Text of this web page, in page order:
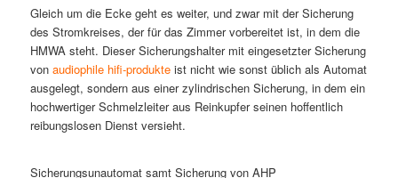
Gleich um die Ecke geht es weiter, und zwar mit der Sicherung
des Stromkreises, der für das Zimmer vorbereitet ist, in dem die
HMWA steht. Dieser Sicherungshalter mit eingesetzter Sicherung
von audiophile hifi-produkteist nicht wie sonst üblich als Automat
ausgelegt, sondern aus einer zylindrischen Sicherung, in dem ein
hochwertiger Schmelzleiter aus Reinkupfer seinen hoffentlich
reibungslosen Dienst versieht.
Sicherungsunautomat samt Sicherung von AHP